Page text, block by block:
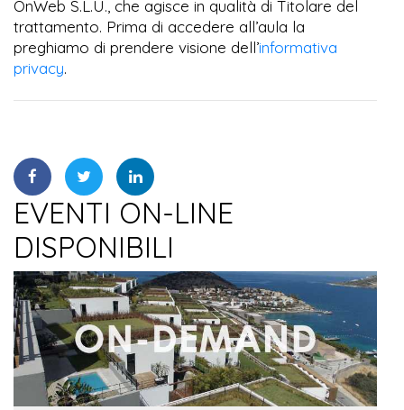
OnWeb S.L.U., che agisce in qualità di Titolare del
trattamento. Prima di accedere all’aula la
preghiamo di prendere visione dell’informativa
privacy.
EVENTI ON-LINE
DISPONIBILI